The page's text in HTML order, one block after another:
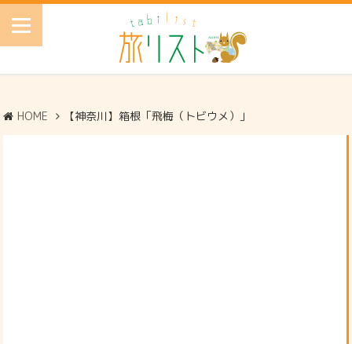
HOME 【神奈川】箱根「飛梅（トビウメ）」